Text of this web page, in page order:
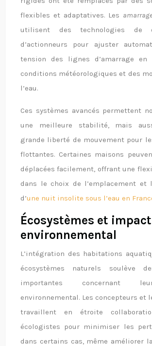
flexibles et adaptatives. Les
utilisent des technologies de
d’actionneurs pour ajuster
tension des lignes d’amarrage en
conditions météorologiques et des
l’eau.
Ces systèmes avancés permettent
une meilleure stabilité, mais
grande liberté de mouvement pour
flottantes. Certaines maisons
déplacées facilement, offrant une
dans le choix de l’emplacement et
d’une nuit insolite sous l’eau en
Écosystèmes et impact
environnemental
L’intégration des habitations
écosystèmes naturels soulève
importantes concernant
environnemental. Les concepteurs et
travaillent en étroite
écologistes pour minimiser les
dans certains cas, même améliorer